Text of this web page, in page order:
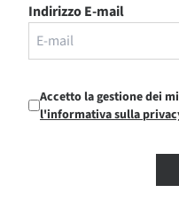
Indirizzo E-mail
Accetto la gestione dei
l'informativa sulla